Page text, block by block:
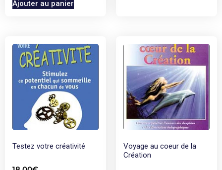
Ajouter au panier
Testez votre créativité
Voyage au coeur de la
Création